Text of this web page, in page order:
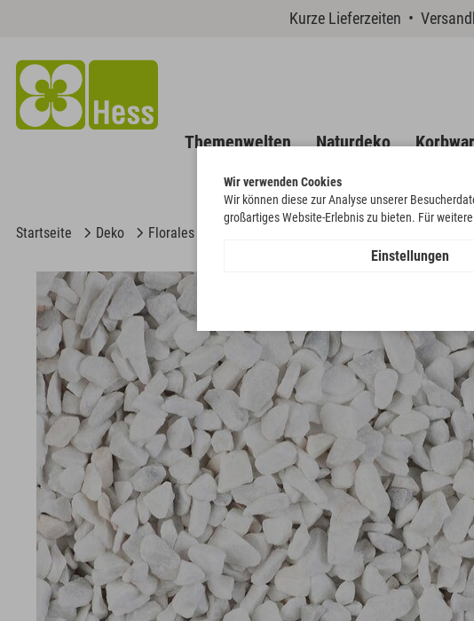
Kurze Lieferzeiten •
Themenwelten Naturdeko
Startseite Deko Florales
Wir verwenden Cookies
Wir können diese zur Analyse unserer
großartiges Website-Erlebnis zu bieten. Für
Einstellungen